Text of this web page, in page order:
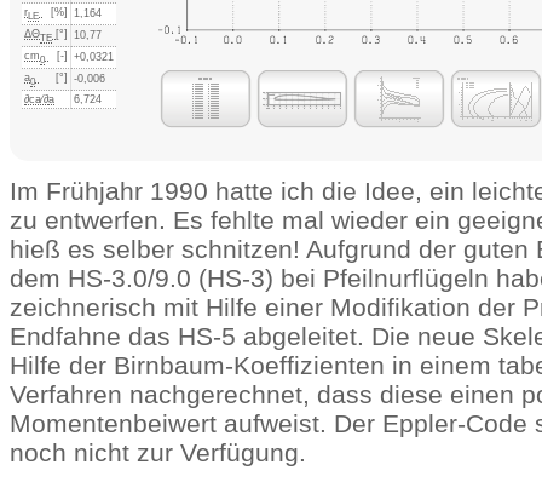
rLE [%]
1,164
ΔΘTE [°]
10,77
cm0 [-]
+0,0321
a0 [°]
-0,006
∂ca⁄∂a 6,724
Im Frühjahr 1990 hatte ich die Idee, ein
zu entwerfen. Es fehlte mal wieder ein
hieß es selber schnitzen! Aufgrund der guten
dem HS-3.0/9.0 (HS-3) bei Pfeilnurflügeln
zeichnerisch mit Hilfe einer Modifikation der
Endfahne das HS-5 abgeleitet. Die neue
Hilfe der Birnbaum-Koeffizienten in einem
Verfahren nachgerechnet, dass diese einen
Momentenbeiwert aufweist. Der Eppler-Code
noch nicht zur Verfügung.